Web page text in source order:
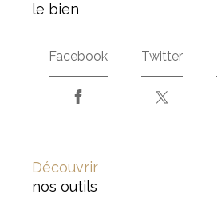
le bien
Facebook Twitter
découvrir
nos outils